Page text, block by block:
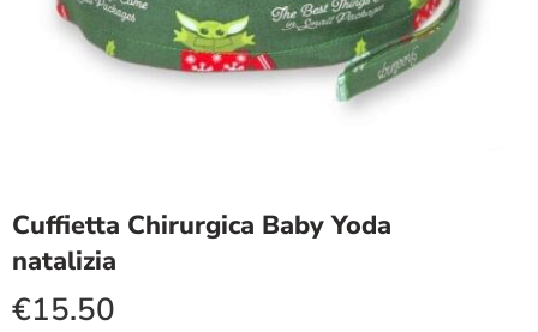
Cuffietta Chirurgica Baby Yoda
natalizia
€15.50